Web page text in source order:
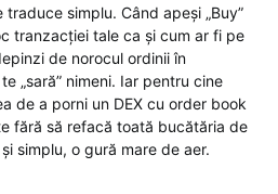
simplu. Când apeși „Buy”
tranzacției tale ca și cum ar fi pe
de norocul ordinii în
„sară” nimeni. Iar pentru cine
de a porni un DEX cu order book
fără să refacă toată bucătăria de
simplu, o gură mare de aer.